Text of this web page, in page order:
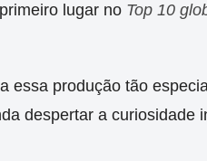
lugar no Top 10
essa produção tão
despertar a curiosidade